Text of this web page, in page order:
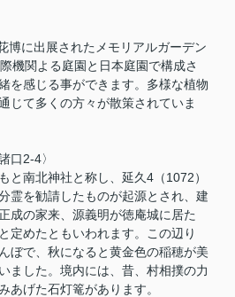
博に出展されたメモリアルガーデン
機関よる庭園と日本庭園で構成さ
を感じる事ができます。多様な植物
じて多くの方々が散策されていま
口2-4〉
と南北神社と称し、延久4（1072）
霊を勧請したものが起源とされ、建
成の家来、源義明が徳庵城に居た
定めたともいわれます。この辺り
ぼで、秋になると黄金色の稲穂が美
ました。境内には、昔、村相撲の力
あげた石灯篭があります。